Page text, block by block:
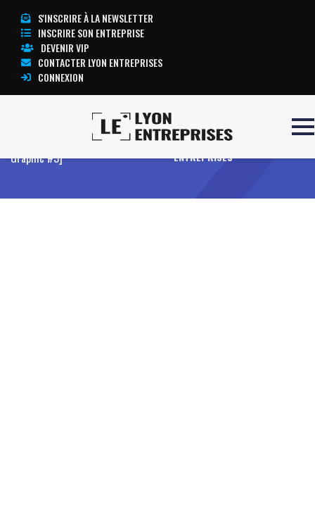
S'INSCRIRE À LA NEWSLETTER
INSCRIRE SON ENTREPRISE
DEVENIR VIP
CONTACTER LYON ENTREPRISES
CONNEXION
Glossaire Comm’ Vidéo [Avis
Graphic #3]
TOUTE L’ACTUALITÉ LYON
ENTREPRISES